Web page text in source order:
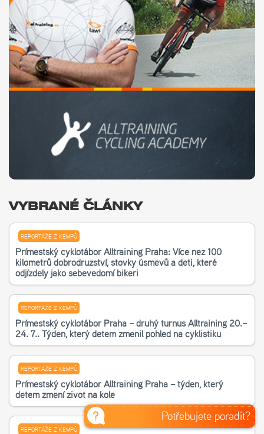
Potřebujete poradit?
VYBRANÉ ČLÁNKY
REPORTÁŽE Z KEMPŮ
Příměstský cyklotábor Alltraining Praha: Více než 100
kilometrů dobrodružství, stovky úsměvů a děti, které
odjížděly jako sebevědomí bikeři
REPORTÁŽE Z KEMPŮ
Příměstský cyklotábor Praha – druhý turnus Alltraining 20.–
24. 7.. Týden, který dětem změnil pohled na cyklistiku
REPORTÁŽE Z KEMPŮ
Příměstský cyklotábor Alltraining Praha – týden, který
dětem změní život na kole
REPORTÁŽE Z KEMPŮ